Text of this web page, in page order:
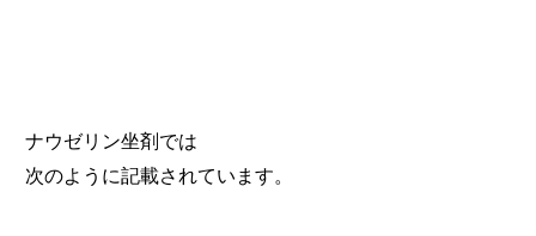
ナウゼリン坐剤では
次のように記載されています。